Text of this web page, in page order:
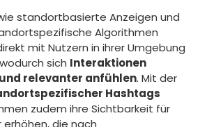
standortbasierte Anzeigen und
Algorithmen
mit Nutzern in ihrer Umgebung
sich Interaktionen
relevanter anfühlen. Mit der
Hashtags
zudem ihre Sichtbarkeit für
die nach